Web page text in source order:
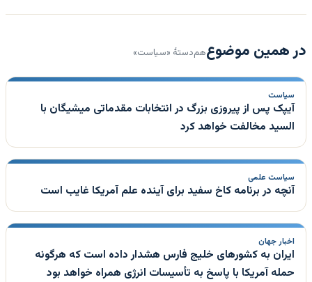
در همین موضوعهم‌دستهٔ «سیاست»
سیاست
آیپک پس از پیروزی بزرگ در انتخابات مقدماتی میشیگان با
السید مخالفت خواهد کرد
سیاست علمی
آنچه در برنامه کاخ سفید برای آینده علم آمریکا غایب است
اخبار جهان
ایران به کشورهای خلیج فارس هشدار داده است که هرگونه
حمله آمریکا با پاسخ به تأسیسات انرژی همراه خواهد بود